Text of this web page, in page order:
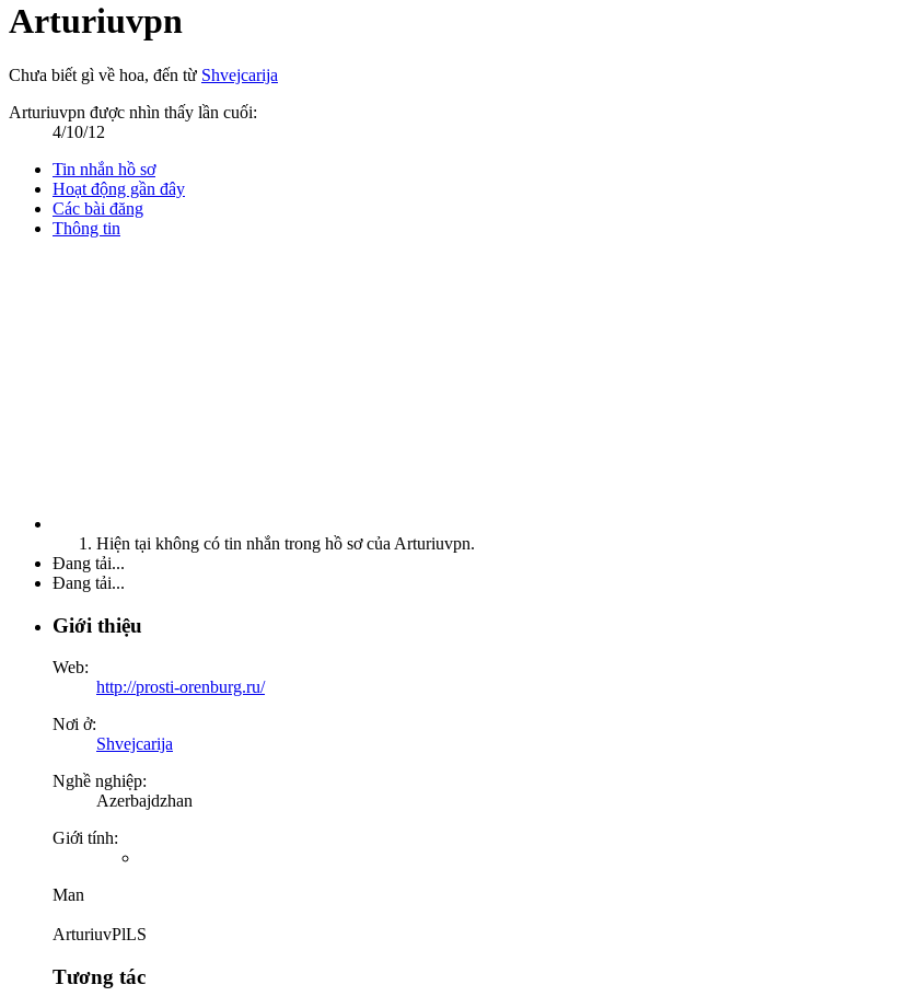
Arturiuvpn
Chưa biết gì về hoa, đến từ Shvejcarija
Arturiuvpn được nhìn thấy lần cuối:
4/10/12
Tin nhắn hồ sơ
Hoạt động gần đây
Các bài đăng
Thông tin
Hiện tại không có tin nhắn trong hồ sơ của Arturiuvpn.
Đang tải...
Đang tải...
Giới thiệu
Web:
http://prosti-orenburg.ru/
Nơi ở:
Shvejcarija
Nghề nghiệp:
Azerbajdzhan
Giới tính:
Man
ArturiuvPlLS
Tương tác